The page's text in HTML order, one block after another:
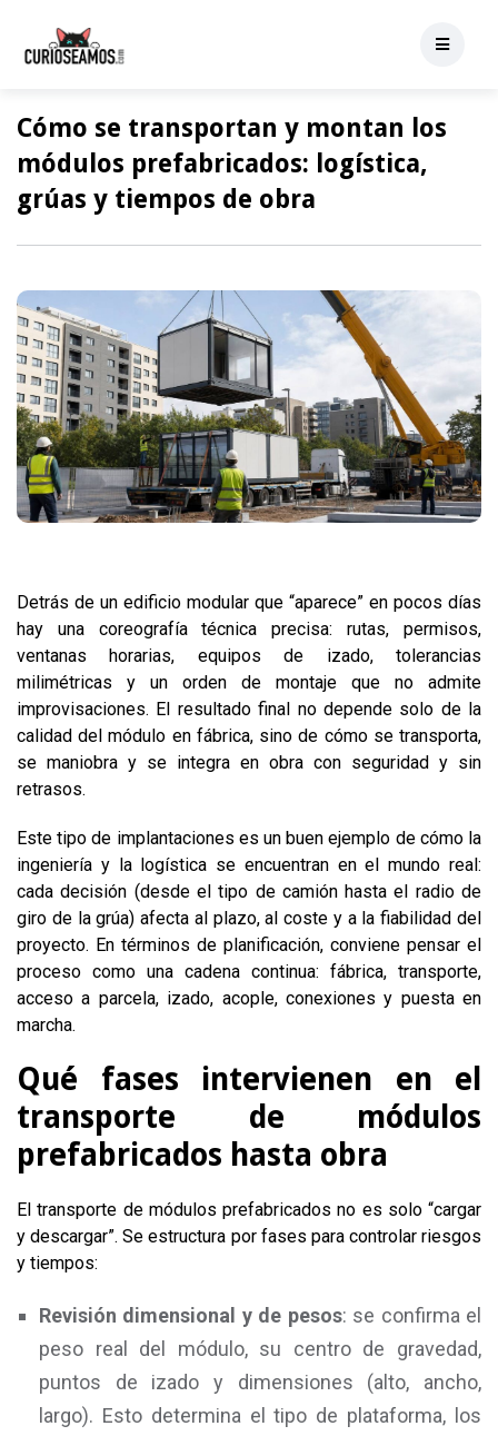
Cómo se transportan y montan los
módulos prefabricados: logística,
grúas y tiempos de obra
Detrás de un edificio modular que “aparece” en pocos días
hay una coreografía técnica precisa: rutas, permisos,
ventanas horarias, equipos de izado, tolerancias
milimétricas y un orden de montaje que no admite
improvisaciones. El resultado final no depende solo de la
calidad del módulo en fábrica, sino de cómo se transporta,
se maniobra y se integra en obra con seguridad y sin
retrasos.
Este tipo de implantaciones es un buen ejemplo de cómo la
ingeniería y la logística se encuentran en el mundo real:
cada decisión (desde el tipo de camión hasta el radio de
giro de la grúa) afecta al plazo, al coste y a la fiabilidad del
proyecto. En términos de planificación, conviene pensar el
proceso como una cadena continua: fábrica, transporte,
acceso a parcela, izado, acople, conexiones y puesta en
marcha.
Qué fases intervienen en el
transporte de módulos
prefabricados hasta obra
El transporte de módulos prefabricados no es solo “cargar
y descargar”. Se estructura por fases para controlar riesgos
y tiempos:
Revisión dimensional y de pesos: se confirma el
peso real del módulo, su centro de gravedad,
puntos de izado y dimensiones (alto, ancho,
largo). Esto determina el tipo de plataforma, los